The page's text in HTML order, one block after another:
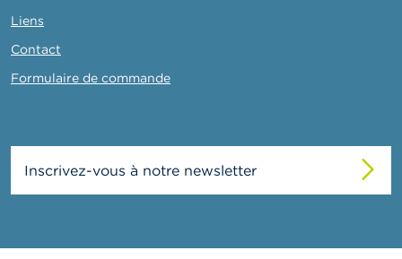
Liens
Contact
Formulaire de commande
Inscrivez-vous à notre newsletter